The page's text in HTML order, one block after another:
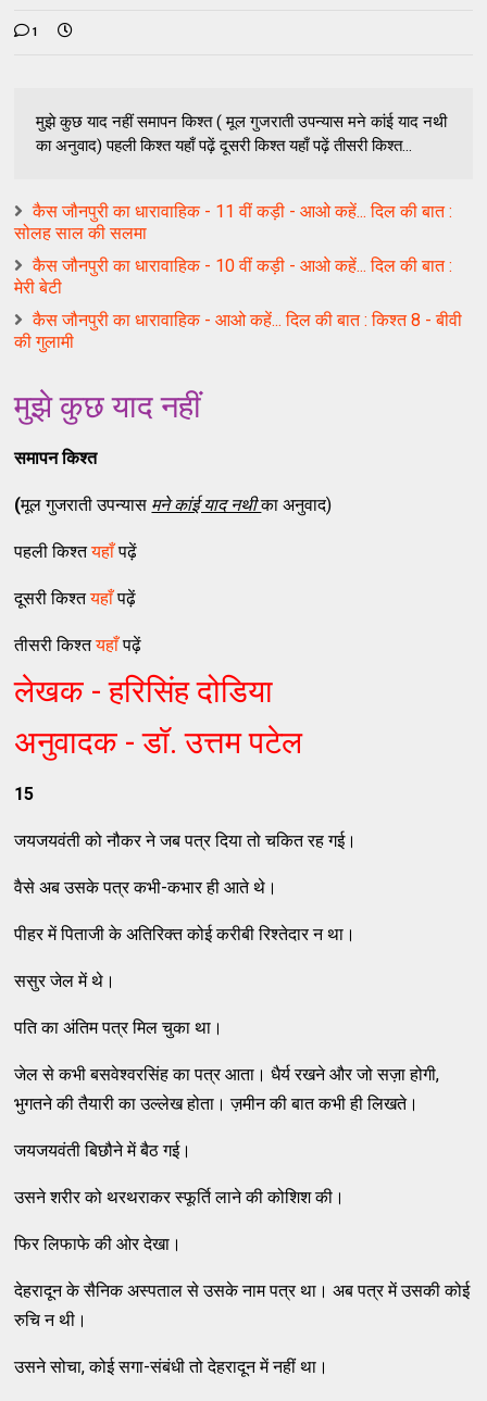
1
मुझे कुछ याद नहीं समापन किश्त ( मूल गुजराती उपन्यास मने कांई याद नथी
का अनुवाद) पहली किश्त यहाँ पढ़ें दूसरी किश्त यहाँ पढ़ें तीसरी किश्त...
कैस जौनपुरी का धारावाहिक - 11 वीं कड़ी - आओ कहें... दिल की बात :
सोलह साल की सलमा
कैस जौनपुरी का धारावाहिक - 10 वीं कड़ी - आओ कहें... दिल की बात :
मेरी बेटी
कैस जौनपुरी का धारावाहिक - आओ कहें... दिल की बात : किश्त 8 - बीवी
की गुलामी
मुझे कुछ याद नहीं
समापन किश्त
(मूल गुजराती उपन्यास मने कांई याद नथीका अनुवाद)
पहली किश्तयहाँपढ़ें
दूसरी किश्तयहाँपढ़ें
तीसरी किश्तयहाँपढ़ें
लेखक - हरिसिंह दोडिया
अनुवादक - डॉ. उत्तम पटेल
15
जयजयवंती को नौकर ने जब पत्र दिया तो चकित रह गई।
वैसे अब उसके पत्र कभी-कभार ही आते थे।
पीहर में पिताजी के अतिरिक्त कोई करीबी रिश्तेदार न था।
ससुर जेल में थे।
पति का अंतिम पत्र मिल चुका था।
जेल से कभी बसवेश्वरसिंह का पत्र आता। धैर्य रखने और जो सज़ा होगी,
भुगतने की तैयारी का उल्लेख होता। ज़मीन की बात कभी ही लिखते।
जयजयवंती बिछौने में बैठ गई।
उसने शरीर को थरथराकर स्फूर्ति लाने की कोशिश की।
फिर लिफाफे की ओर देखा।
देहरादून के सैनिक अस्पताल से उसके नाम पत्र था। अब पत्र में उसकी कोई
रुचि न थी।
उसने सोचा, कोई सगा-संबंधी तो देहरादून में नहीं था।